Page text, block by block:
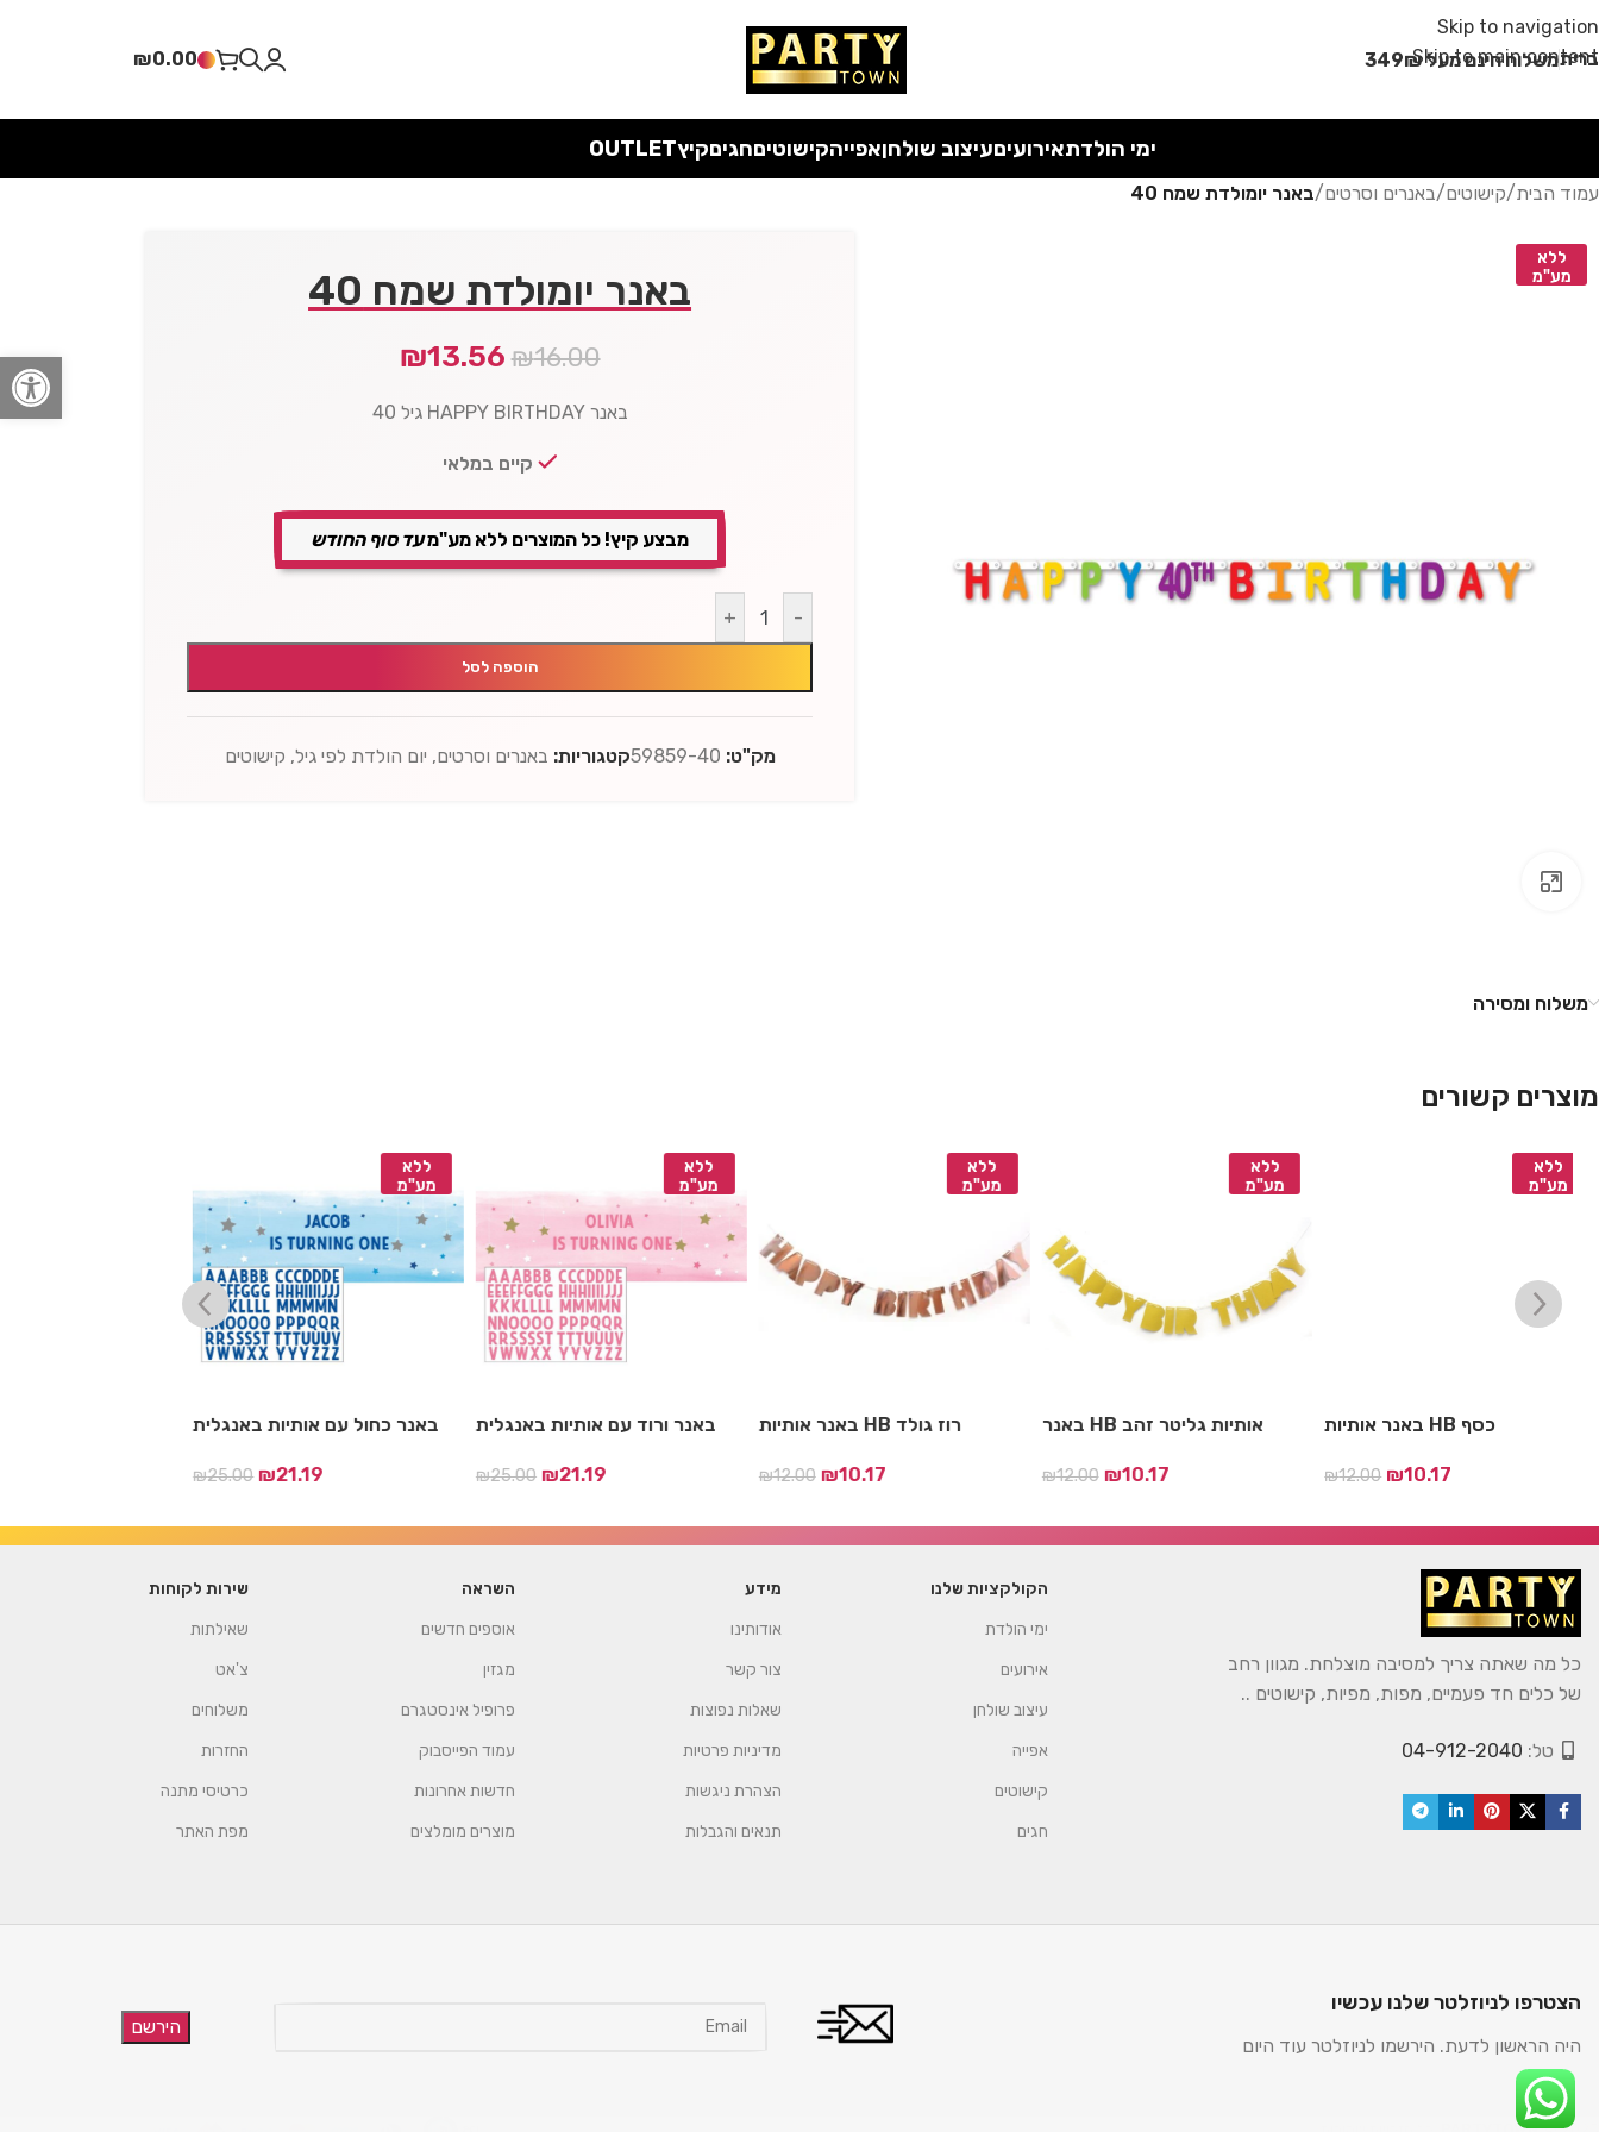
פתח
Skip to navigation
Skip to main content
מבצע קיץ! כל המוצרים ללא מע"מעד סוף החודש
משלוח חינם מעל 349₪ ₪0.00
ימי הולדתאירועיםעיצוב שולחןאפייהקישוטיםחגיםקיץOUTLET
עמוד הבית/קישוטים/באנרים וסרטים/באנר יומולדת שמח 40
ללא
מע"מ
באנר יומולדת שמח 40
₪16.00
₪13.56
באנר HAPPY BIRTHDAY גיל 40
קיים במלאי
מבצע קיץ! כל המוצרים ללא מע"מעד סוף החודש
-
+
הוספה לסל
מק"ט: 59859-40קטגוריות: באנרים וסרטים, יום הולדת לפי גיל, קישוטים
משלוח ומסירה
מוצרים קשורים
ללא
מע"מ
באנר כחול עם אותיות באנגלית
25.00 ₪ 21.19
ללא
מע"מ
באנר ורוד עם אותיות באנגלית
25.00 ₪ 21.19
ללא
מע"מ
באנר אותיות HB רוז גולד
12.00 ₪ 10.17
ללא
מע"מ
באנר HB אותיות גליטר זהב
12.00 ₪ 10.17
ללא
מע"מ
באנר אותיות HB כסף
12.00 ₪ 10.17
כל מה שאתה צריך למסיבה מוצלחת. מגוון רחב
של כלים חד פעמיים, מפות, מפיות, קישוטים ..
טל: 04-912-2040
הקולקציות שלנו
ימי הולדת
אירועים
עיצוב שולחן
אפייה
קישוטים
חגים
מידע
אודותינו
צור קשר
שאלות נפוצות
מדיניות פרטיות
הצהרת ניגשות
תנאים והגבלות
השראה
אוספים חדשים
מגזין
פרופיל אינסטגרם
עמוד הפייסבוק
חדשות אחרונות
מוצרים מומלצים
שירות לקוחות
שאילתות
צ'אט
משלוחים
החזרות
כרטיסי מתנה
מפת האתר
הצטרפו לניוזלטר שלנו עכשיו
היה הראשון לדעת. הירשמו לניוזלטר עוד היום
הירשם